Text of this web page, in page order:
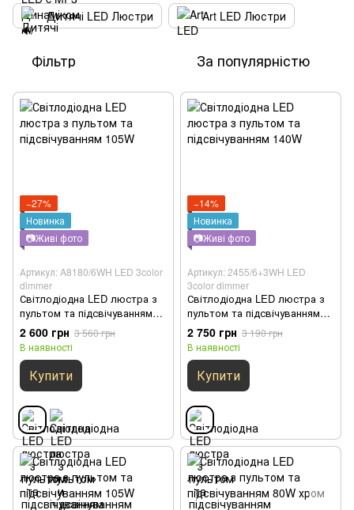
Дитячі LED Люстри
Art LED Люстри
Фільтр За популярністю
−27%
Новинка
📷Живі фото
Артикул: A8180/6WH LED 3color
dimmer
Світлодіодна LED люстра з
пультом та підсвічуванням
105W
2 600 грн 3 560 грн
В наявності
Купити
−14%
Новинка
📷Живі фото
Артикул: 2455/6+3WH LED
3color dimmer
Світлодіодна LED люстра з
пультом та підсвічуванням
140W
2 750 грн 3 190 грн
В наявності
Купити